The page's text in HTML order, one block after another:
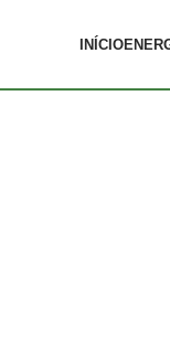
INÍCIO